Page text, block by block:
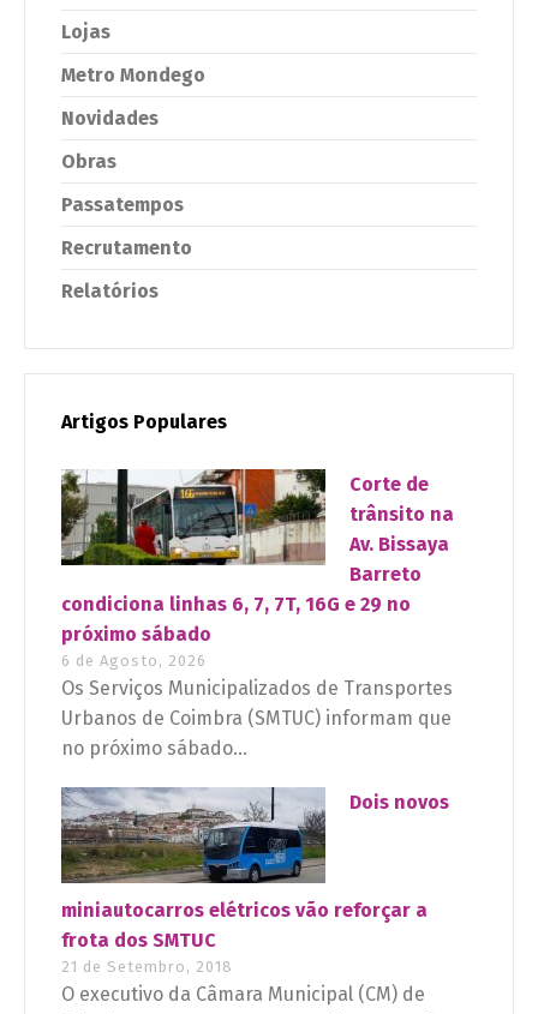
Lojas
Metro Mondego
Novidades
Obras
Passatempos
Recrutamento
Relatórios
Artigos Populares
Corte de
trânsito na
Av. Bissaya
Barreto
condiciona linhas 6, 7, 7T, 16G e 29 no
próximo sábado
6 de Agosto, 2026
Os Serviços Municipalizados de Transportes
Urbanos de Coimbra (SMTUC) informam que
no próximo sábado...
Dois novos
miniautocarros elétricos vão reforçar a
frota dos SMTUC
21 de Setembro, 2018
O executivo da Câmara Municipal (CM) de